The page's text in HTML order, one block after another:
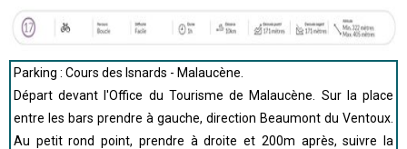
Parking : Cours des Isnards - Malaucène.
Départ devant l'Office du Tourisme de Malaucène. Sur la place
entre les bars prendre à gauche, direction Beaumont du Ventoux.
Au petit rond point, prendre à droite et 200m après, suivre la